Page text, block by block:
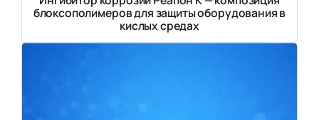
блоксополимеров для защиты оборудования в
кислых средах